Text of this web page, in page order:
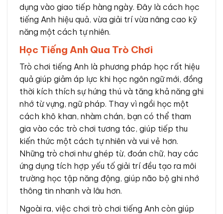
dụng vào giao tiếp hàng ngày. Đây là cách học
tiếng Anh hiệu quả, vừa giải trí vừa nâng cao kỹ
năng một cách tự nhiên.
Học Tiếng Anh Qua Trò Chơi
Trò chơi tiếng Anh là phương pháp học rất hiệu
quả giúp giảm áp lực khi học ngôn ngữ mới, đồng
thời kích thích sự hứng thú và tăng khả năng ghi
nhớ từ vựng, ngữ pháp. Thay vì ngồi học một
cách khô khan, nhàm chán, bạn có thể tham
gia vào các trò chơi tương tác, giúp tiếp thu
kiến thức một cách tự nhiên và vui vẻ hơn.
Những trò chơi như ghép từ, đoán chữ, hay các
ứng dụng tích hợp yếu tố giải trí đều tạo ra môi
trường học tập năng động, giúp não bộ ghi nhớ
thông tin nhanh và lâu hơn.
Ngoài ra, việc chơi trò chơi tiếng Anh còn giúp